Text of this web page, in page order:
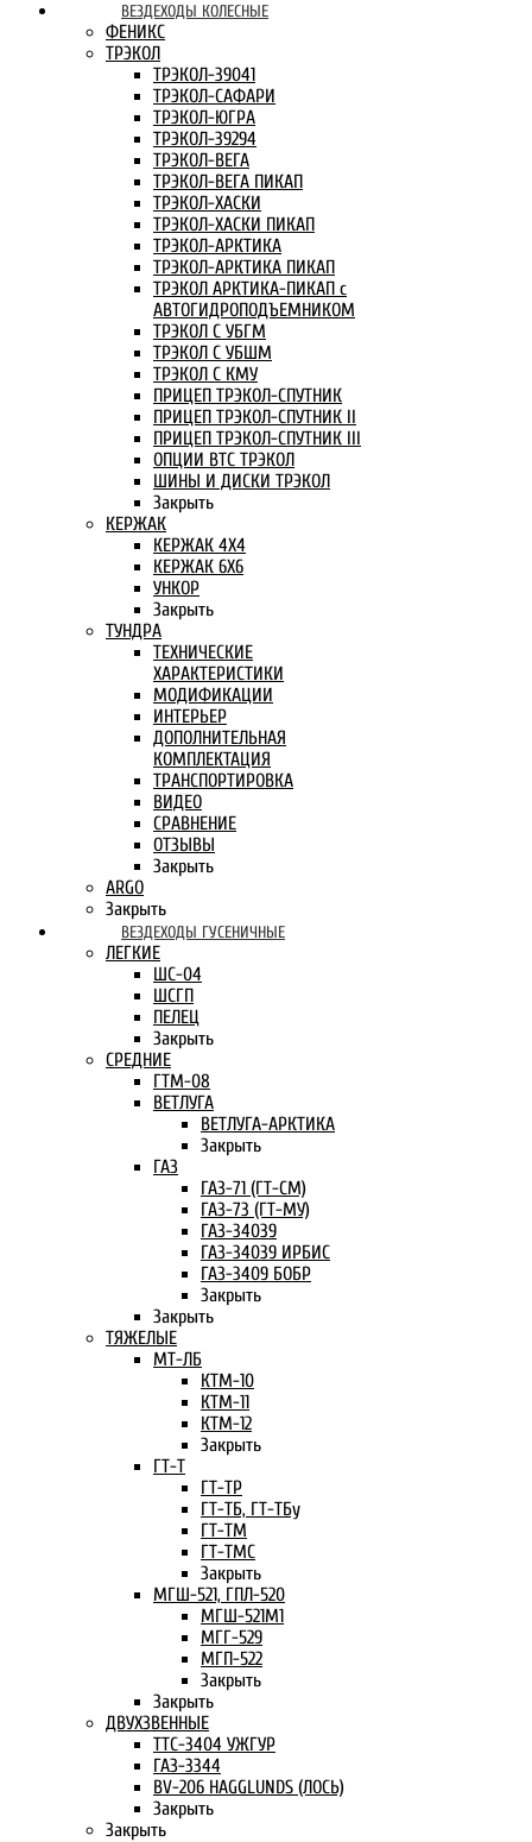
ВЕЗДЕХОДЫ КОЛЕСНЫЕ
ФЕНИКС
ТРЭКОЛ
ТРЭКОЛ-39041
ТРЭКОЛ-САФАРИ
ТРЭКОЛ-ЮГРА
ТРЭКОЛ-39294
ТРЭКОЛ-ВЕГА
ТРЭКОЛ-ВЕГА ПИКАП
ТРЭКОЛ-ХАСКИ
ТРЭКОЛ-ХАСКИ ПИКАП
ТРЭКОЛ-АРКТИКА
ТРЭКОЛ-АРКТИКА ПИКАП
ТРЭКОЛ АРКТИКА-ПИКАП с
АВТОГИДРОПОДЪЕМНИКОМ
ТРЭКОЛ С УБГМ
ТРЭКОЛ С УБШМ
ТРЭКОЛ С КМУ
ПРИЦЕП ТРЭКОЛ-СПУТНИК
ПРИЦЕП ТРЭКОЛ-СПУТНИК II
ПРИЦЕП ТРЭКОЛ-СПУТНИК III
ОПЦИИ ВТС ТРЭКОЛ
ШИНЫ И ДИСКИ ТРЭКОЛ
Закрыть
КЕРЖАК
КЕРЖАК 4Х4
КЕРЖАК 6Х6
УНКОР
Закрыть
ТУНДРА
ТЕХНИЧЕСКИЕ
ХАРАКТЕРИСТИКИ
МОДИФИКАЦИИ
ИНТЕРЬЕР
ДОПОЛНИТЕЛЬНАЯ
КОМПЛЕКТАЦИЯ
ТРАНСПОРТИРОВКА
ВИДЕО
СРАВНЕНИЕ
ОТЗЫВЫ
Закрыть
ARGO
Закрыть
ВЕЗДЕХОДЫ ГУСЕНИЧНЫЕ
ЛЕГКИЕ
ШС-04
ШСГП
ПЕЛЕЦ
Закрыть
СРЕДНИЕ
ГТМ-08
ВЕТЛУГА
ВЕТЛУГА-АРКТИКА
Закрыть
ГАЗ
ГАЗ-71 (ГТ-СМ)
ГАЗ-73 (ГТ-МУ)
ГАЗ-34039
ГАЗ-34039 ИРБИС
ГАЗ-3409 БОБР
Закрыть
Закрыть
ТЯЖЕЛЫЕ
МТ-ЛБ
КТМ-10
КТМ-11
КТМ-12
Закрыть
ГТ-Т
ГТ-ТР
ГТ-ТБ, ГТ-ТБу
ГТ-ТМ
ГТ-ТМС
Закрыть
МГШ-521, ГПЛ-520
МГШ-521М1
МГГ-529
МГП-522
Закрыть
Закрыть
ДВУХЗВЕННЫЕ
ТТС-3404 УЖГУР
ГАЗ-3344
BV-206 HAGGLUNDS (ЛОСЬ)
Закрыть
Закрыть